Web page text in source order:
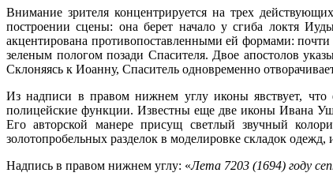
Внимание зрителя концентрируется на трех
построении сцены: она берет начало у сгиба локтя
акцентирована противопоставленными ей формами:
зеленым пологом позади Спасителя. Двое апостолов
Склоняясь к Иоанну, Спаситель одновременно
Из надписи в правом нижнем углу иконы явствует, что
полицейские функции. Известны еще две иконы Ивана
Его авторской манере присущ светлый звучный
золотопробельных разделок в моделировке складок одежд,
Надпись в правом нижнем углу: «Лета 7203 (1694) году